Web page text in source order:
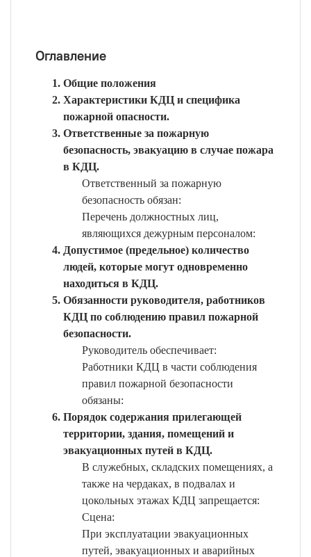
Оглавление
Общие положения
Характеристики КДЦ и специфика
пожарной опасности.
Ответственные за пожарную
безопасность, эвакуацию в случае пожара
в КДЦ.
Ответственный за пожарную
безопасность обязан:
Перечень должностных лиц,
являющихся дежурным персоналом:
Допустимое (предельное) количество
людей, которые могут одновременно
находиться в КДЦ.
Обязанности руководителя, работников
КДЦ по соблюдению правил пожарной
безопасности.
Руководитель обеспечивает:
Работники КДЦ в части соблюдения
правил пожарной безопасности
обязаны:
Порядок содержания прилегающей
территории, здания, помещений и
эвакуационных путей в КДЦ.
В служебных, складских помещениях, а
также на чердаках, в подвалах и
цокольных этажах КДЦ запрещается:
Сцена:
При эксплуатации эвакуационных
путей, эвакуационных и аварийных